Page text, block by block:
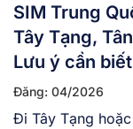
SIM Trung
Tây Tạng,
Lưu ý cần biết
Đăng: 04/2026
Đi Tây Tạng